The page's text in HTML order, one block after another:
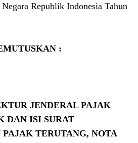
Republik Indonesia Tahun
:
JENDERAL PAJAK
DAN ISI SURAT
TERUTANG, NOTA